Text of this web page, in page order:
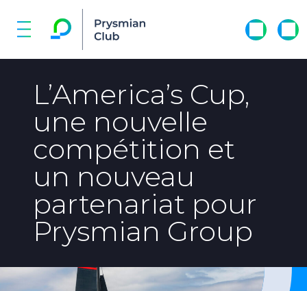
L’America’s Cup,
une nouvelle
compétition et
un nouveau
partenariat pour
Prysmian Group